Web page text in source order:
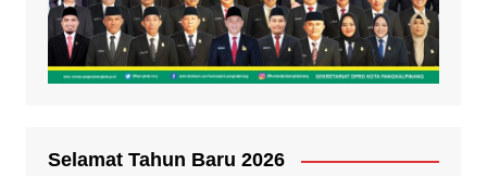
Selamat Tahun Baru 2026